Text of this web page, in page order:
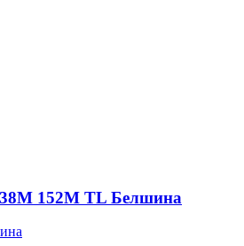
152M TL Белшина